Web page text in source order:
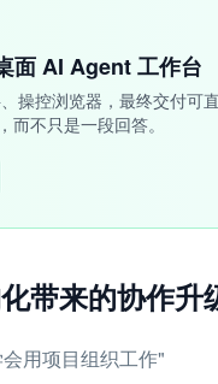
AI Agent 工作台
操控浏览器，最终交付可
而不只是一段回答。
带来的协作升
用项目组织工作"